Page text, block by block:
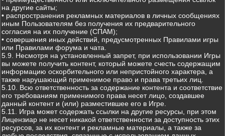
на другие сайты;
• распространения рекламных материалов в личных сообщениях
иным Пользователям без получения их предварительного
согласия на их получение (СПАМ);
• совершения иных действий, предусмотренных Правилами игры
или Правилами форума и чата.
5.9. Несмотря на установленный запрет, при использовании Игры
вы можете получить контент, который можете счесть содержащим
информацию оскорбительного или непристойного характера, а
также нарушающий применимое право и права третьих лиц.
5.10. Всю ответственность за содержание контента и соответствие
его требованиям применимого права несет лицо, создавшее
данный контент и (или) разместившее его в Игре.
5.11. Игра может содержать ссылки на другие ресурсы, при этом
Лицензиар не несет никакой ответственности за доступность этих
ресурсов, за их контент и рекламные материалы, а также за